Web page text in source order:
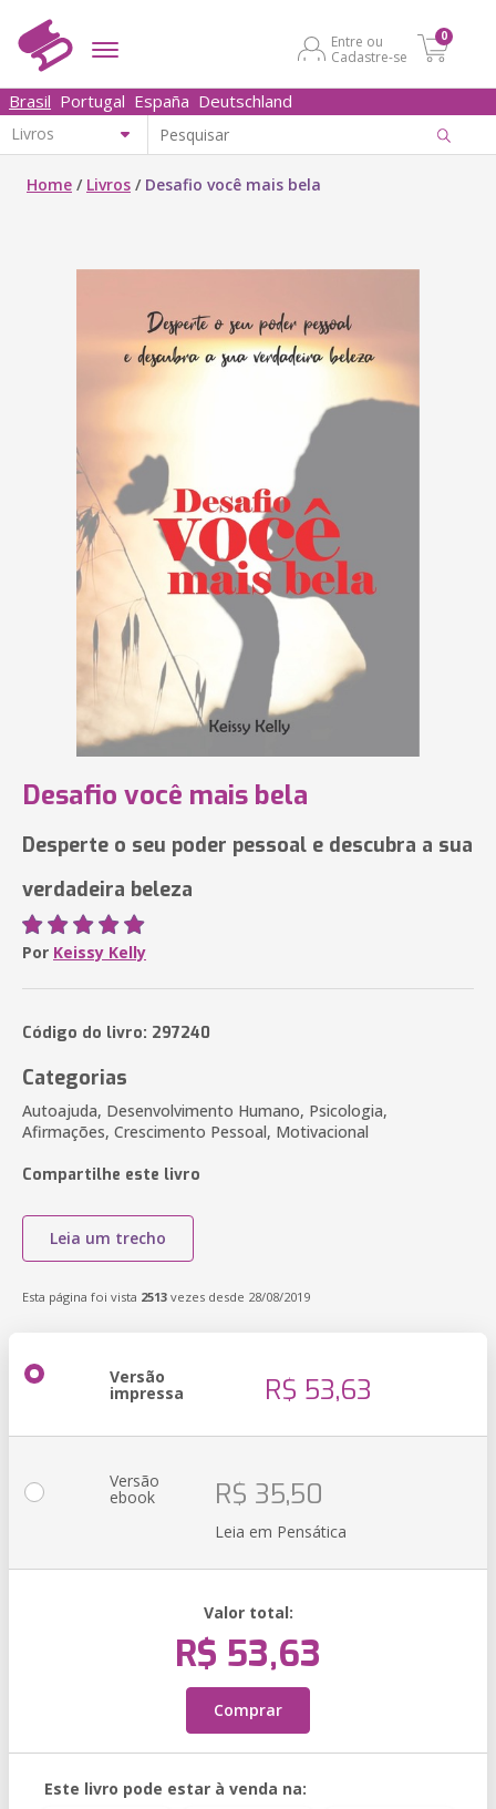
Entre ou
Cadastre-se
0
Brasil Portugal España Deutschland
Home / Livros / Desafio você mais bela
Desafio você mais bela
Desperte o seu poder pessoal e descubra a sua
verdadeira beleza
Por Keissy Kelly
Código do livro: 297240
Categorias
Autoajuda, Desenvolvimento Humano, Psicologia,
Afirmações, Crescimento Pessoal, Motivacional
Compartilhe este livro
Leia um trecho
Esta página foi vista 2513 vezes desde 28/08/2019
Versão
impressa R$ 53,63
Versão
ebook R$ 35,50
Leia em Pensática
Valor total:
R$ 53,63
Comprar
Este livro pode estar à venda na: